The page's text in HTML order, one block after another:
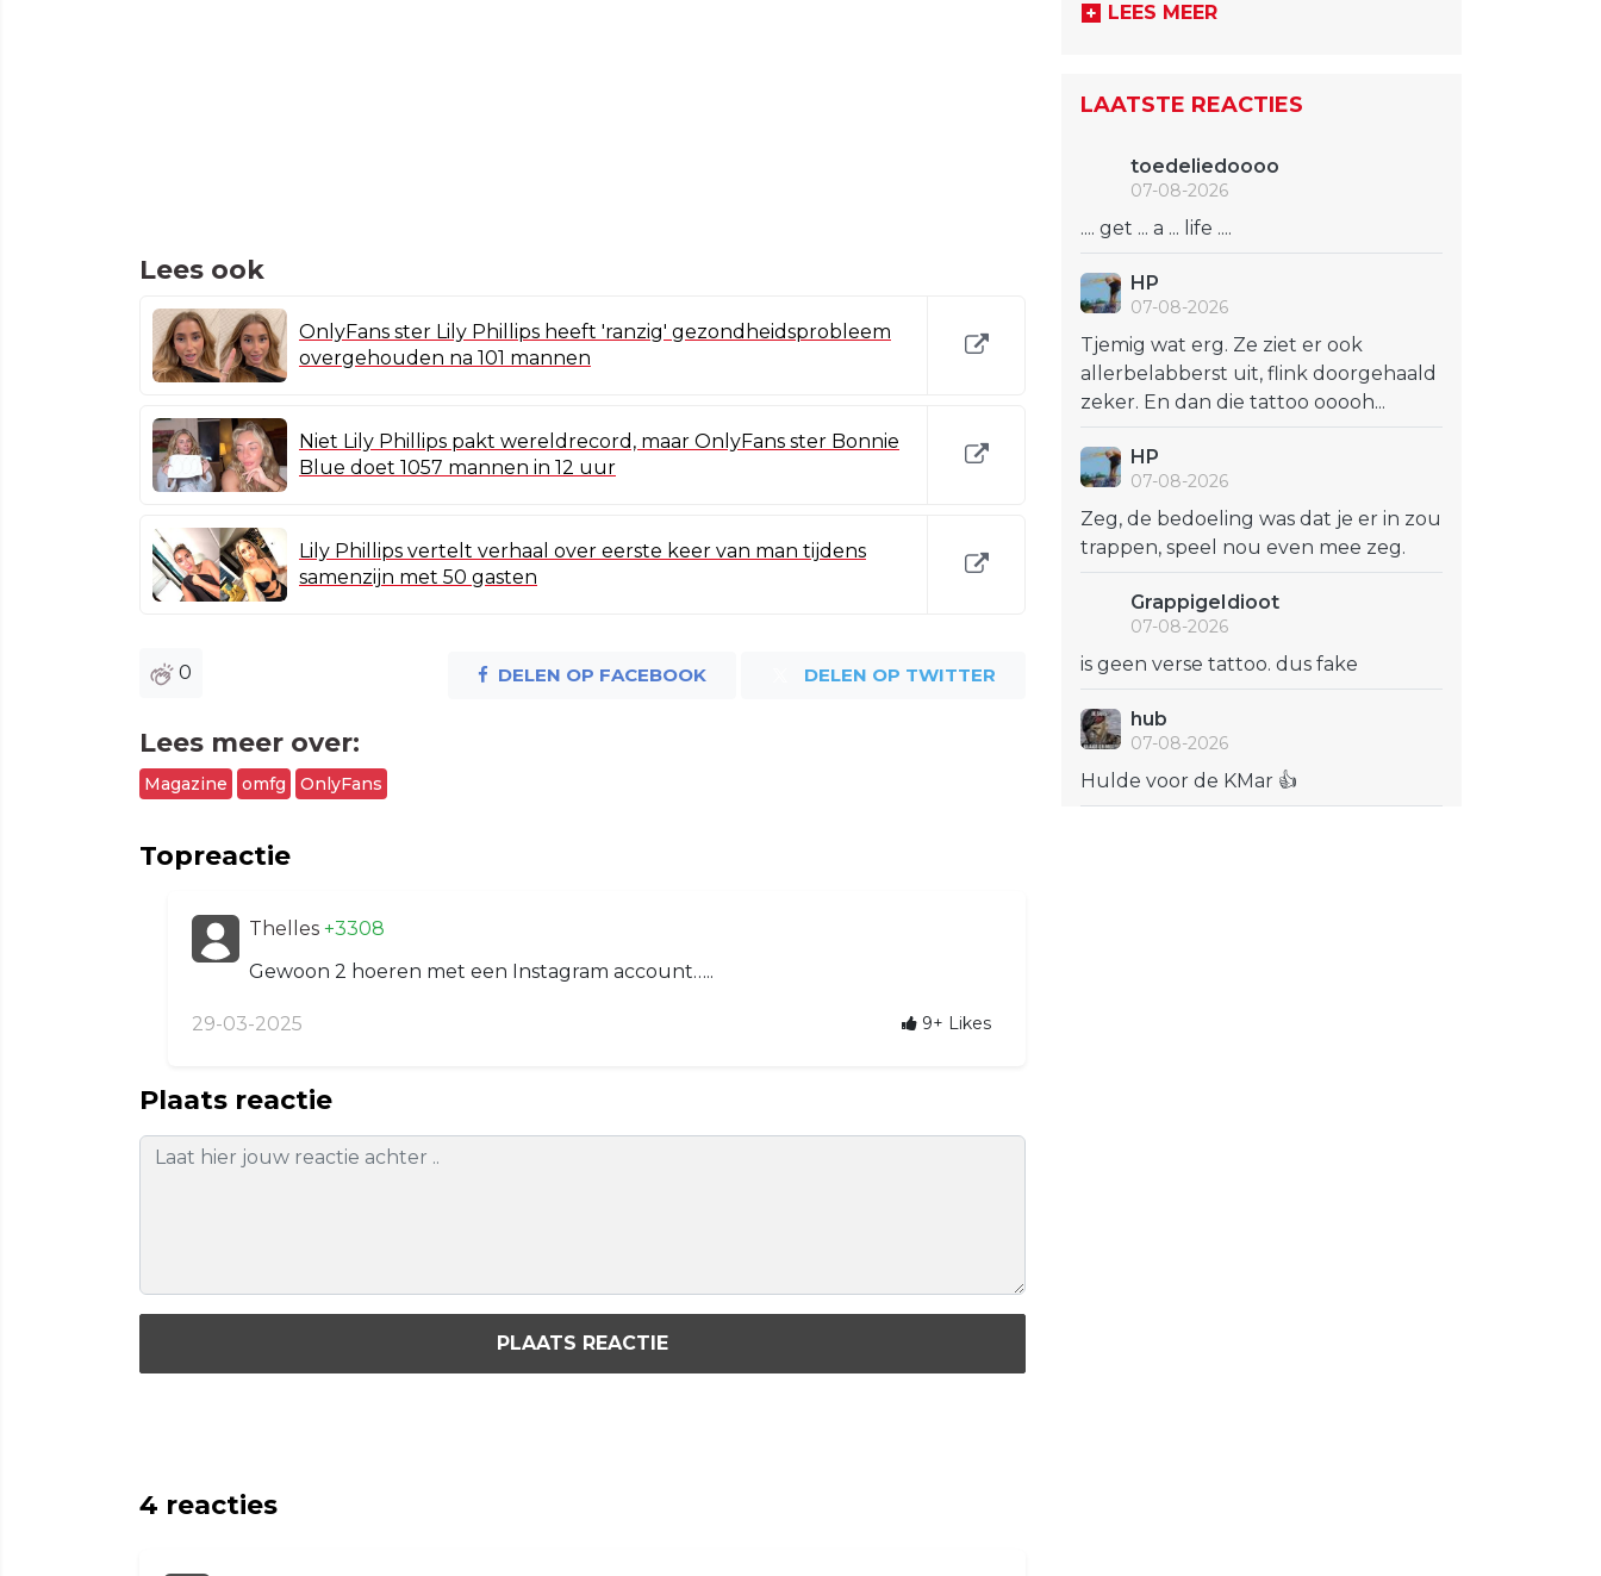
Lees ook
OnlyFans ster Lily Phillips heeft 'ranzig' gezondheidsprobleem
overgehouden na 101 mannen
Niet Lily Phillips pakt wereldrecord, maar OnlyFans ster Bonnie
Blue doet 1057 mannen in 12 uur
Lily Phillips vertelt verhaal over eerste keer van man tijdens
samenzijn met 50 gasten
0 DELEN OP FACEBOOK DELEN OP TWITTER
Lees meer over:
Magazine omfg OnlyFans
Topreactie
Thelles +3308
Gewoon 2 hoeren met een Instagram account…..
29-03-2025 9+ Likes
Plaats reactie
PLAATS REACTIE
4 reacties
LEES MEER
LAATSTE REACTIES
toedeliedoooo
07-08-2026
.... get ... a ... life ....
HP
07-08-2026
Tjemig wat erg. Ze ziet er ook
allerbelabberst uit, flink doorgehaald
zeker. En dan die tattoo ooooh...
HP
07-08-2026
Zeg, de bedoeling was dat je er in zou
trappen, speel nou even mee zeg.
GrappigeIdioot
07-08-2026
is geen verse tattoo. dus fake
hub
07-08-2026
Hulde voor de KMar 👍